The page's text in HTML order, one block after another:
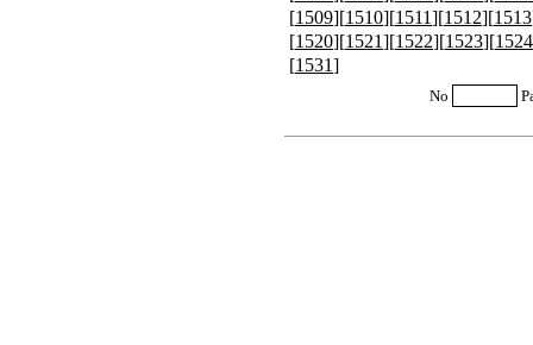
[1509][1510][1511][1512][1513
[1520][1521][1522][1523][1524
[1531]
No